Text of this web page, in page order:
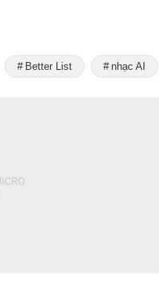
Better List nhạc AI